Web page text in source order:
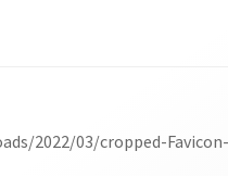
2022/03/cropped-